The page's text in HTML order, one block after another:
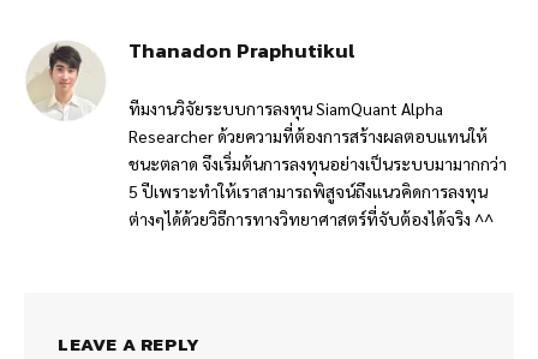
Thanadon Praphutikul
ทีมงานวิจัยระบบการลงทุน SiamQuant Alpha
Researcher ด้วยความที่ต้องการสร้างผลตอบแทนให้
ชนะตลาด จึงเริ่มต้นการลงทุนอย่างเป็นระบบมามากกว่า
5 ปีเพราะทำให้เราสามารถพิสูจน์ถึงแนวคิดการลงทุน
ต่างๆได้ด้วยวิธีการทางวิทยาศาสตร์ที่จับต้องได้จริง ^^
LEAVE A REPLY